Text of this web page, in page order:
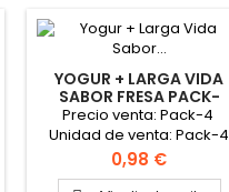
YOGUR + LARGA VIDA
SABOR FRESA PACK-
4X125GR "FEIRACO"
Precio venta: Pack-4
Unidad de venta: Pack-4
Caja: 12 packs
Precio
0,98 €